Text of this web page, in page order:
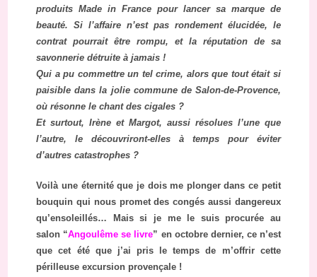
produits Made in France pour lancer sa marque de
beauté. Si l’affaire n’est pas rondement élucidée, le
contrat pourrait être rompu, et la réputation de sa
savonnerie détruite à jamais !
Qui a pu commettre un tel crime, alors que tout était si
paisible dans la jolie commune de Salon-de-Provence,
où résonne le chant des cigales ?
Et surtout, Irène et Margot, aussi résolues l’une que
l’autre, le découvriront-elles à temps pour éviter
d’autres catastrophes ?
Voilà une éternité que je dois me plonger dans ce petit
bouquin qui nous promet des congés aussi dangereux
qu’ensoleillés… Mais si je me le suis procurée au
salon “Angoulême se livre” en octobre dernier, ce n’est
que cet été que j’ai pris le temps de m’offrir cette
périlleuse excursion provençale !